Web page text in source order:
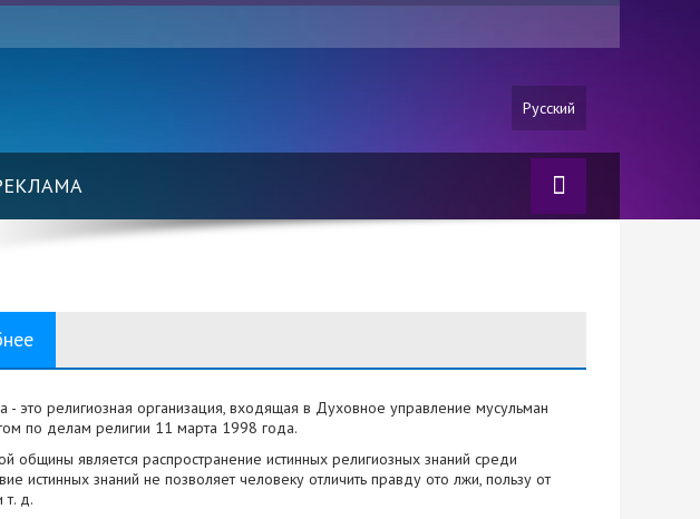
Русский
это религиозная организация, входящая в Духовное управление мусульман
по делам религии 11 марта 1998 года.
общины является распространение истинных религиозных знаний среди
истинных знаний не позволяет человеку отличить правду ото лжи, пользу от
д.